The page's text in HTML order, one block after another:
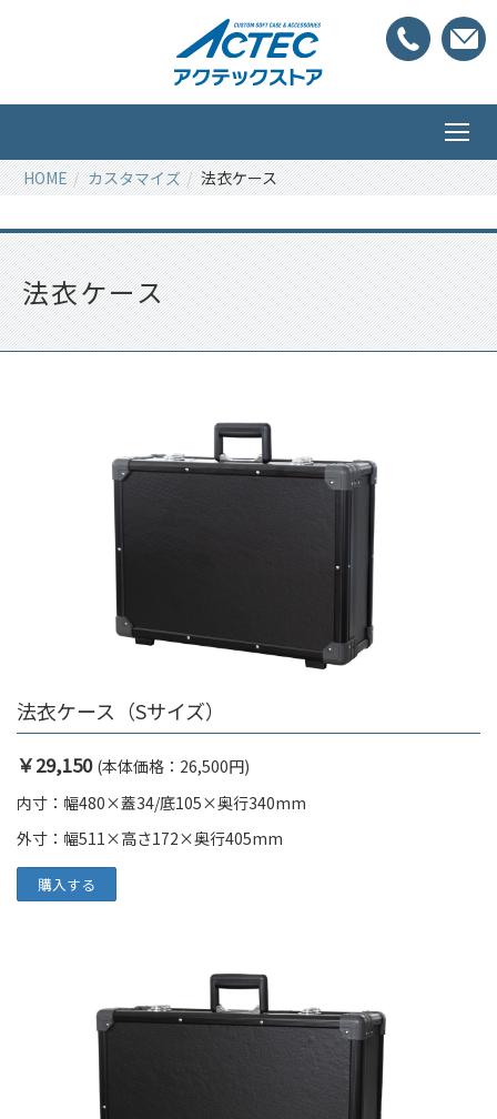
HOME カスタマイズ 法衣ケース
法衣ケース
法衣ケース（Sサイズ）
￥29,150 (本体価格：26,500円)
内寸：幅480×蓋34/底105×奥行340mm
外寸：幅511×高さ172×奥行405mm